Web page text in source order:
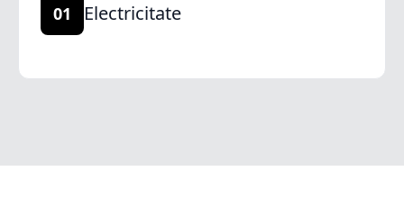
01 Electricitate